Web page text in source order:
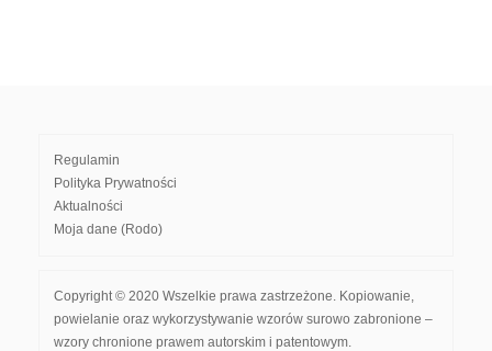
Regulamin
Polityka Prywatności
Aktualności
Moja dane (Rodo)
Copyright © 2020 Wszelkie prawa zastrzeżone. Kopiowanie,
powielanie oraz wykorzystywanie wzorów surowo zabronione –
wzory chronione prawem autorskim i patentowym.